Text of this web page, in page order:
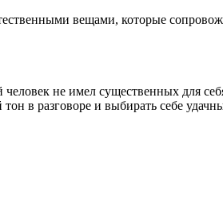
вещами, которые
не имел существенных для
в разговоре и выбирать себе